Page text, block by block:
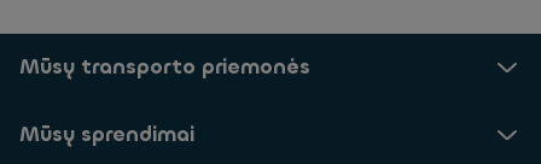
Mūsų transporto priemonės
Mūsų sprendimai